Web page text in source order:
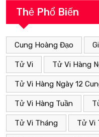
Thẻ Phổ Biến
Cung Hoàng Đạo
Tử Vi Tử Vi Hàng
Tử Vi Hàng Ngày 12
Tử Vi Hàng Tuần
Tử Vi Tháng Tử Vi